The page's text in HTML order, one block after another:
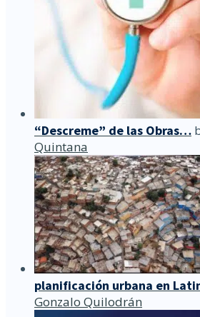
“Descreme” de las Obras…
Quintana
planificación urbana en
Gonzalo Quilodrán